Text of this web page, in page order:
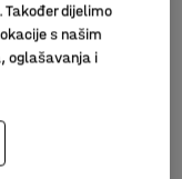
dijelimo
s našim
oglašavanja i